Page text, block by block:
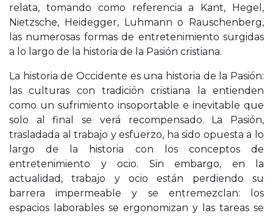
relata, tomando como referencia a Kant, Hegel,
Nietzsche, Heidegger, Luhmann o Rauschenberg,
las numerosas formas de entretenimiento surgidas
a lo largo de la historia de la Pasión cristiana.
La historia de Occidente es una historia de la Pasión:
las culturas con tradición cristiana la entienden
como un sufrimiento insoportable e inevitable que
solo al final se verá recompensado. La Pasión,
trasladada al trabajo y esfuerzo, ha sido opuesta a lo
largo de la historia con los conceptos de
entretenimiento y ocio. Sin embargo, en la
actualidad, trabajo y ocio están perdiendo su
barrera impermeable y se entremezclan: los
espacios laborables se ergonomizan y las tareas se